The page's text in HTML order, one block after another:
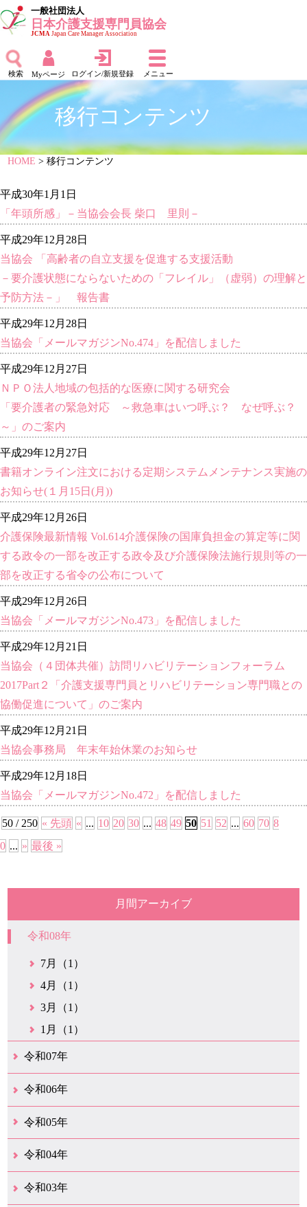
一般社団法人
日本介護支援専門員協会
JCMAJapan Care Manager Association
検索 Myページ ログイン/新規登録 メニュー
移行コンテンツ
HOME > 移行コンテンツ
平成30年1月1日
「年頭所感」－当協会会長 柴口 里則－
平成29年12月28日
当協会 「高齢者の自立支援を促進する支援活動
－要介護状態にならないための「フレイル」（虚弱）の理解と
予防方法－」 報告書
平成29年12月28日
当協会「メールマガジンNo.474」を配信しました
平成29年12月27日
ＮＰＯ法人地域の包括的な医療に関する研究会
「要介護者の緊急対応 ～救急車はいつ呼ぶ？ なぜ呼ぶ？
～」のご案内
平成29年12月27日
書籍オンライン注文における定期システムメンテナンス実施の
お知らせ(１月15日(月))
平成29年12月26日
介護保険最新情報 Vol.614介護保険の国庫負担金の算定等に関
する政令の一部を改正する政令及び介護保険法施行規則等の一
部を改正する省令の公布について
平成29年12月26日
当協会「メールマガジンNo.473」を配信しました
平成29年12月21日
当協会（４団体共催）訪問リハビリテーションフォーラム
2017Part２「介護支援専門員とリハビリテーション専門職との
協働促進について」のご案内
平成29年12月21日
当協会事務局 年末年始休業のお知らせ
平成29年12月18日
当協会「メールマガジンNo.472」を配信しました
50 / 250 « 先頭 « ... 10 20 30 ... 48 49 50 51 52 ... 60 70 8
0 ... » 最後 »
月間アーカイブ
令和08年
7月（1）
4月（1）
3月（1）
1月（1）
令和07年
12月（1）
6月（2）
4月（1）
1月（2）
令和06年
12月（2）
9月（1）
1月（1）
令和05年
9月（1）
8月（1）
7月（1）
6月（2）
5月（1）
3月（1）
1月（1）
令和04年
10月（3）
9月（3）
8月（6）
7月（1）
6月（2）
3月（3）
令和03年